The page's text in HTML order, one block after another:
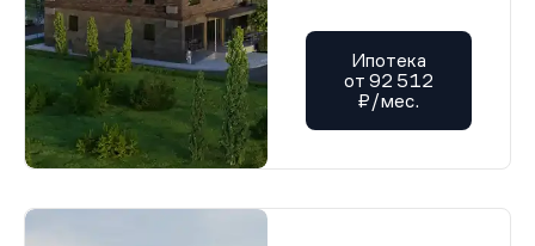
Ипотека
от 92 512
₽/мес.